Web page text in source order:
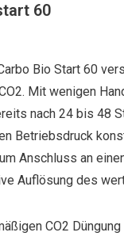
60
Bio Start 60
Mit wenigen
nach 24 bis 48
Betriebsdruck
Anschluss an
Auflösung des
CO2 Düngung